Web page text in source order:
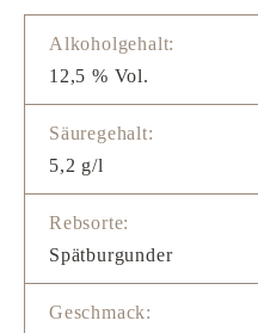
Alkoholgehalt:
12,5 % Vol.
Säuregehalt:
5,2 g/l
Rebsorte:
Spätburgunder
Geschmack: